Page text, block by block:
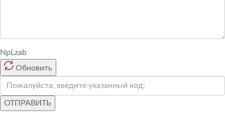
NpLzab
Обновить
ОТПРАВИТЬ